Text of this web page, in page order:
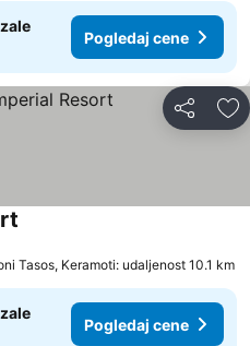
Pogledaj cene
Deli
Tasos, Keramoti: udaljenost 10.1 km
Pogledaj cene